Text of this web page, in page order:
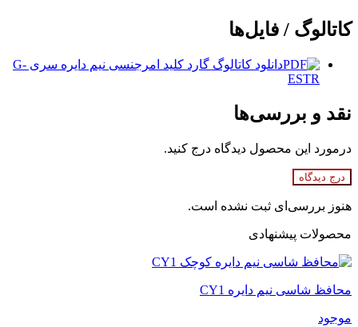
کاتالوگ / فایل‌ها
دانلود کاتالوگ گارد کلید امرجنسی نیم دایره سری G-
ESTR
نقد و بررسی‌ها
درمورد این محصول دیدگاه درج کنید.
درج دیدگاه
هنوز بررسی‌ای ثبت نشده است.
محصولات پیشنهادی
محافظ شاسی نیم دایره CY1
موجود